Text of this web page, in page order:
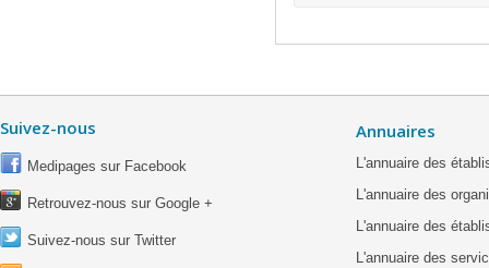
Suivez-nous
Medipages sur Facebook
Retrouvez-nous sur Google +
Suivez-nous sur Twitter
Annuaires
L'annuaire des
L'annuaire des
L'annuaire des
L'annuaire des